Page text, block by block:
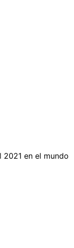
en el mundo